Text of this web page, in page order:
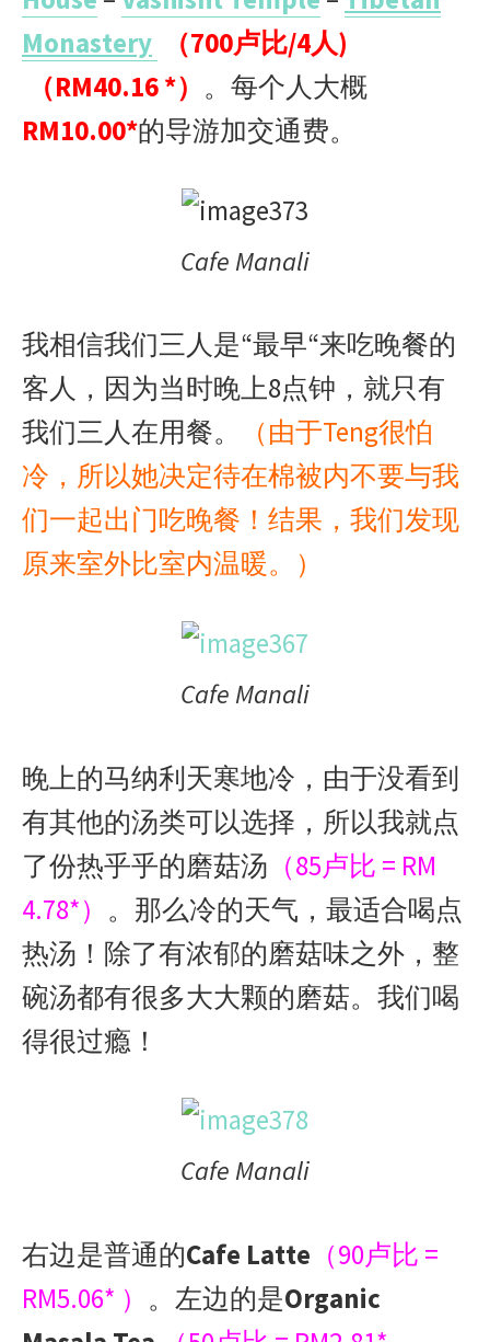
Monastery
（700卢比/4人)
（RM40.16 *） 。每个人大概
RM10.00*的导游加交通费。
Cafe Manali
我相信我们三人是“最早“来吃晚餐的
客人，因为当时晚上8点钟，就只有
我们三人在用餐。
（由于Teng很怕
冷，所以她决定待在棉被内不要与我
们一起出门吃晚餐！结果，我们发现
原来室外比室内温暖。）
Cafe Manali
晚上的马纳利天寒地冷，由于没看到
有其他的汤类可以选择，所以我就点
了份热乎乎的磨菇汤 （85卢比 = RM
4.78*） 。那么冷的天气，最适合喝点
热汤！除了有浓郁的磨菇味之外，整
碗汤都有很多大大颗的磨菇。我们喝
得很过瘾！
Cafe Manali
右边是普通的Cafe Latte （90卢比 =
RM5.06* ） 。左边的是Organic